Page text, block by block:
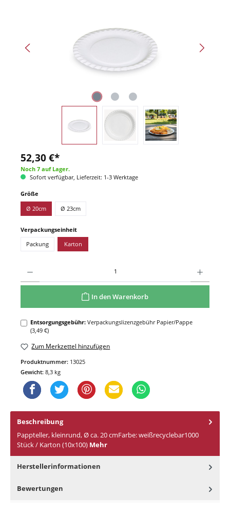
52,30 €*
Noch 7 auf Lager.
Sofort verfügbar, Lieferzeit: 1-3 Werktage
Größe
Ø 20cm
Ø 23cm
Verpackungseinheit
Packung
Karton
In den Warenkorb
Entsorgungsgebühr:Verpackungslizenzgebühr Papier/Pappe
(3,49 €)
Zum Merkzettel hinzufügen
Produktnummer: 13025
Gewicht: 8,3 kg
Beschreibung
Pappteller, kleinrund, Ø ca. 20 cmFarbe: weißrecyclebar1000
Stück / Karton (10x100) Mehr
Herstellerinformationen
Bewertungen